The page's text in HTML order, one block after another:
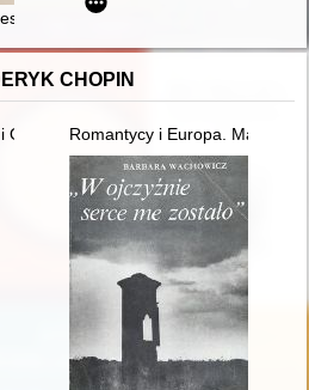
międzywojennym w Pszczynie
CHOPIN
Oskara Kolbergów z Fryderykiem
Romantycy i Europa.